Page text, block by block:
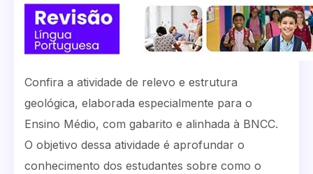
Confira a atividade de relevo e estrutura
geológica, elaborada especialmente para o
Ensino Médio, com gabarito e alinhada à BNCC.
O objetivo dessa atividade é aprofundar o
conhecimento dos estudantes sobre como o